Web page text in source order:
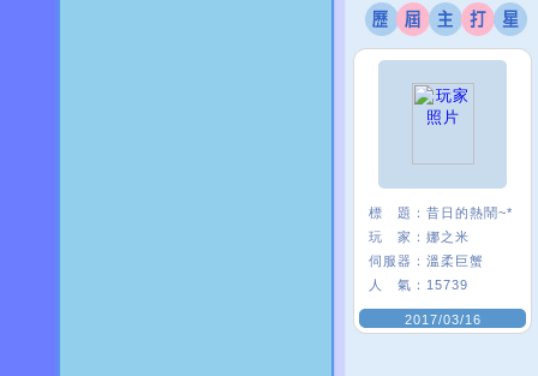
標 題： 昔日的熱鬧~*
玩 家： 娜之米
伺服器： 溫柔巨蟹
人 氣： 15739
2017/03/16